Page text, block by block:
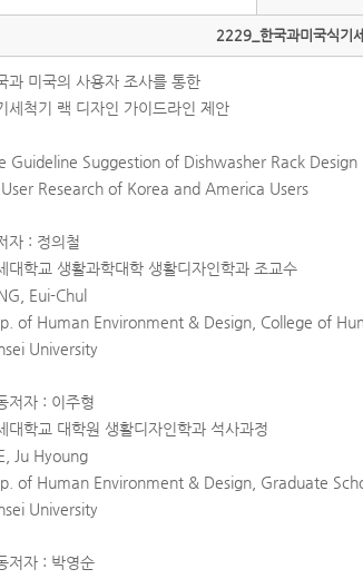
2229_한국과미국식기
과 미국의 사용자 조사를 통한
세척기 랙 디자인 가이드라인 제안
Guideline Suggestion of Dishwasher Rack Design
User Research of Korea and America Users
자 : 정의철
대학교 생활과학대학 생활디자인학과 조교수
Eui-Chul
of Human Environment & Design, College of
University
저자 : 이주형
대학교 대학원 생활디자인학과 석사과정
Ju Hyoung
of Human Environment & Design, Graduate
University
저자 : 박영순